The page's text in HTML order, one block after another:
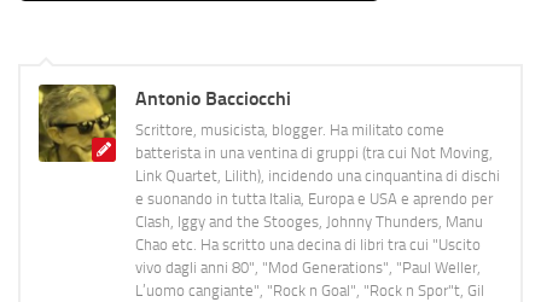
Antonio Bacciocchi
Scrittore, musicista, blogger. Ha militato come
batterista in una ventina di gruppi (tra cui Not Moving,
Link Quartet, Lilith), incidendo una cinquantina di dischi
e suonando in tutta Italia, Europa e USA e aprendo per
Clash, Iggy and the Stooges, Johnny Thunders, Manu
Chao etc. Ha scritto una decina di libri tra cui "Uscito
vivo dagli anni 80", "Mod Generations", "Paul Weller,
L’uomo cangiante", "Rock n Goal", "Rock n Spor"t, Gil